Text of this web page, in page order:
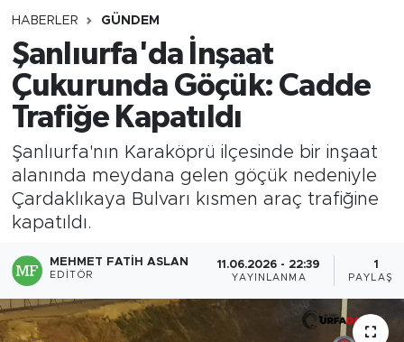
HABERLER GÜNDEM
Şanlıurfa'da İnşaat
Çukurunda Göçük: Cadde
Trafiğe Kapatıldı
Şanlıurfa'nın Karaköprü ilçesinde bir inşaat
alanında meydana gelen göçük nedeniyle
Çardaklıkaya Bulvarı kısmen araç trafiğine
kapatıldı.
MEHMET FATIH ASLAN
EDITÖR
11.06.2026 - 22:39
YAYINLANMA
1
PAYLAŞIM
SAĞLIK
TEKNOLOJİ
OTOMOBİL
Süper Lig Puan Durumu ve Fikstür
Tüm Manşetler
Son Dakika Haberleri
Haber Arşivi